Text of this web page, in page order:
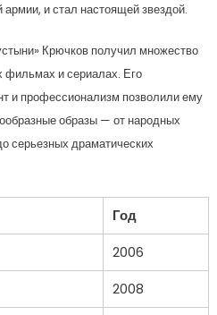
и стал настоящей звездой.
Крючков получил множество
фильмах и сериалах. Его
и профессионализм позволили ему
образы — от народных
серьезных драматических
Год
2006
2008